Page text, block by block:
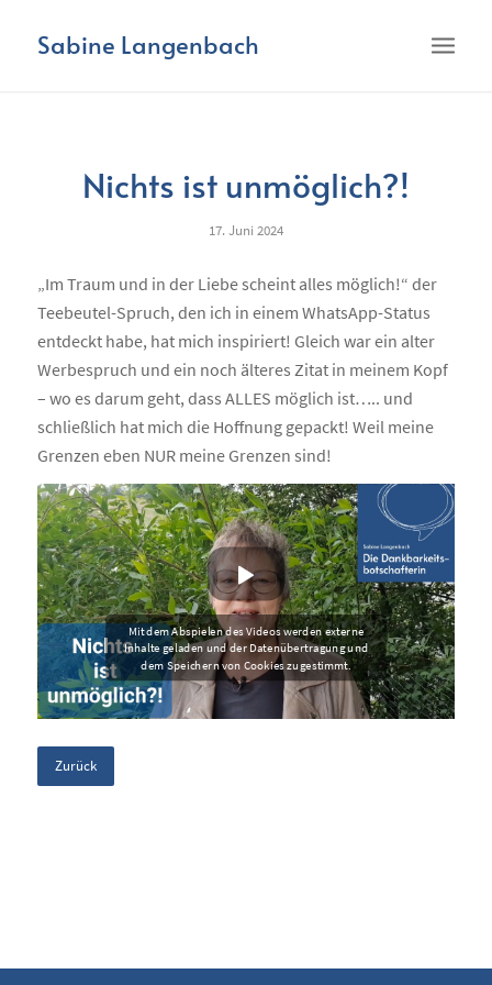
Sabine Langenbach
Nichts ist unmöglich?!
17. Juni 2024
„Im Traum und in der Liebe scheint alles möglich!“ der
Teebeutel-Spruch, den ich in einem WhatsApp-Status
entdeckt habe, hat mich inspiriert! Gleich war ein alter
Werbespruch und ein noch älteres Zitat in meinem Kopf
– wo es darum geht, dass ALLES möglich ist….. und
schließlich hat mich die Hoffnung gepackt! Weil meine
Grenzen eben NUR meine Grenzen sind!
Zurück